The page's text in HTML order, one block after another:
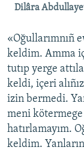
Dilâra
«Oğullarımnıñ
keldim. Amma
tutıp yerge
keldi, içeri
izin bermedi.
meni
hatırlamayım.
keldim.